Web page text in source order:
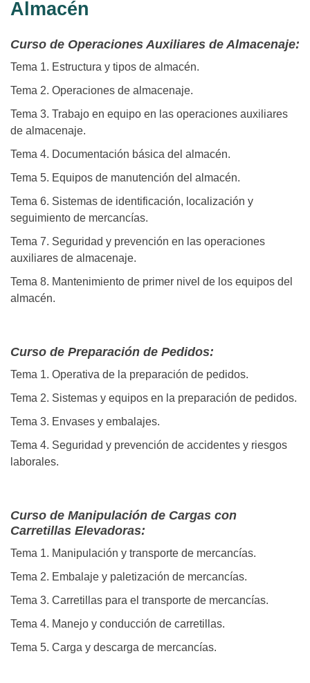
Almacén
Curso de Operaciones Auxiliares de Almacenaje:
Tema 1. Estructura y tipos de almacén.
Tema 2. Operaciones de almacenaje.
Tema 3. Trabajo en equipo en las operaciones auxiliares
de almacenaje.
Tema 4. Documentación básica del almacén.
Tema 5. Equipos de manutención del almacén.
Tema 6. Sistemas de identificación, localización y
seguimiento de mercancías.
Tema 7. Seguridad y prevención en las operaciones
auxiliares de almacenaje.
Tema 8. Mantenimiento de primer nivel de los equipos del
almacén.
Curso de Preparación de Pedidos:
Tema 1. Operativa de la preparación de pedidos.
Tema 2. Sistemas y equipos en la preparación de pedidos.
Tema 3. Envases y embalajes.
Tema 4. Seguridad y prevención de accidentes y riesgos
laborales.
Curso de Manipulación de Cargas con
Carretillas Elevadoras:
Tema 1. Manipulación y transporte de mercancías.
Tema 2. Embalaje y paletización de mercancías.
Tema 3. Carretillas para el transporte de mercancías.
Tema 4. Manejo y conducción de carretillas.
Tema 5. Carga y descarga de mercancías.